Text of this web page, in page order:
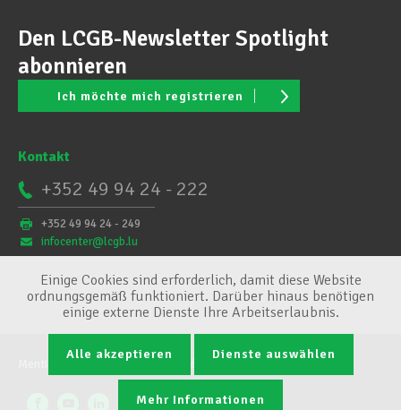
Den LCGB-Newsletter Spotlight
abonnieren
Ich möchte mich registrieren
Kontakt
+352 49 94 24 - 222
+352 49 94 24 - 249
infocenter@lcgb.lu
Conditions générales
Einige Cookies sind erforderlich, damit diese Website
ordnungsgemäß funktioniert. Darüber hinaus benötigen
einige externe Dienste Ihre Arbeitserlaubnis.
Alle akzeptieren Dienste auswählen
Mehr Informationen